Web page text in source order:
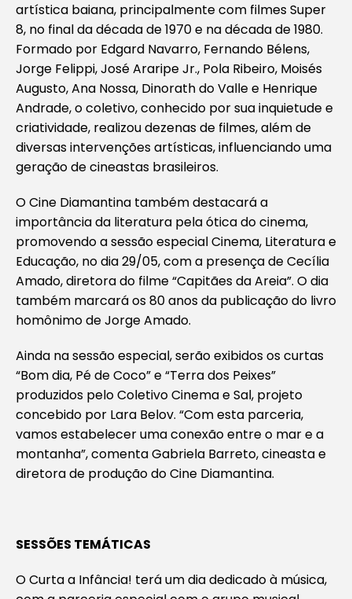
artística baiana, principalmente com filmes Super
8, no final da década de 1970 e na década de 1980.
Formado por Edgard Navarro, Fernando Bélens,
Jorge Felippi, José Araripe Jr., Pola Ribeiro, Moisés
Augusto, Ana Nossa, Dinorath do Valle e Henrique
Andrade, o coletivo, conhecido por sua inquietude e
criatividade, realizou dezenas de filmes, além de
diversas intervenções artísticas, influenciando uma
geração de cineastas brasileiros.
O Cine Diamantina também destacará a
importância da literatura pela ótica do cinema,
promovendo a sessão especialCinema, Literatura e
Educação, no dia 29/05, com a presença de Cecília
Amado, diretora do filme “Capitães da Areia”. O dia
também marcará os 80 anos da publicação do livro
homônimo de Jorge Amado.
Ainda na sessão especial, serão exibidos os curtas
“Bom dia, Pé de Coco” e “Terra dos Peixes”
produzidos pelo Coletivo Cinema e Sal, projeto
concebido por Lara Belov. “Com esta parceria,
vamos estabelecer uma conexão entre o mar e a
montanha”, comenta Gabriela Barreto, cineasta e
diretora de produção do Cine Diamantina.
SESSÕES TEMÁTICAS
O Curta a Infância! terá um dia dedicado à música,